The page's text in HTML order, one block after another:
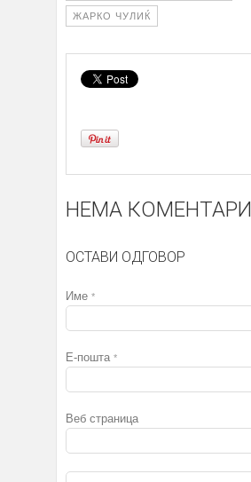
ЖАРКО ЧУЛИЌ
НЕМА КОМЕНТАРИ
ОСТАВИ ОДГОВОР
Име *
Е-пошта *
Веб страница